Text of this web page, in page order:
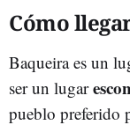
Cómo
Baqueira es un
ser un lugar
pueblo preferido